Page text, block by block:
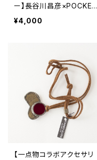
ー】長谷川昌彦×POCKENI
／革ひもネックレス［J］
¥4,000
【一点物コラボアクセサリ